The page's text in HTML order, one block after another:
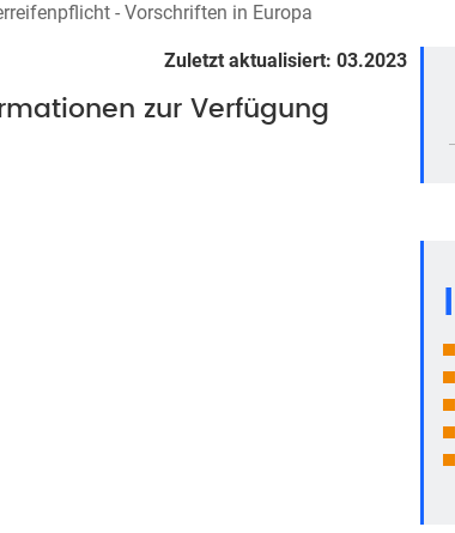
- Vorschriften in Europa
Zuletzt aktualisiert: 03.2023
zur Verfügung